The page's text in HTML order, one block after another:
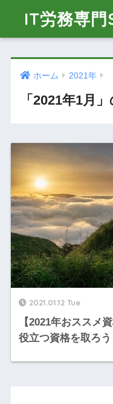
IT労務専
ホーム 2021年
「2021年1月
2021.01.12 Tue
【2021年おススメ
役立つ資格を取ろう